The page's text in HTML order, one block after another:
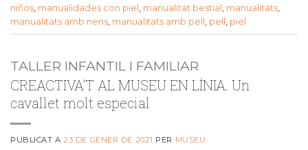
niños manualidades con piel manualitat bestial manualitats
manualitats amb nens manualitats amb pell pell piel
TALLER INFANTIL I FAMILIAR
CREACTIVA’T AL MUSEU EN LÍNIA. Un
cavallet molt especial
PUBLICAT A23 DE GENER DE 2021 PER MUSEU